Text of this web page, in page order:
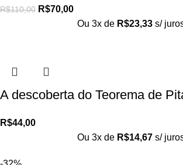
R$110,00 R$70,00
Ou 3x de R$23,33 s/
A descoberta do Teorema de
R$44,00
Ou 3x de R$14,67 s/